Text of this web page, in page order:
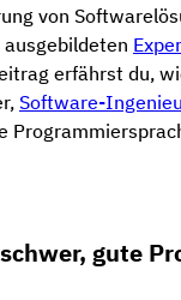
von
erfährst du,
Software-
gute